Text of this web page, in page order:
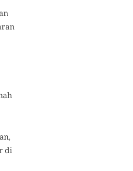
di